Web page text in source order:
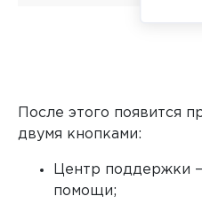
После этого появится
двумя кнопками:
Центр поддержки
помощи;